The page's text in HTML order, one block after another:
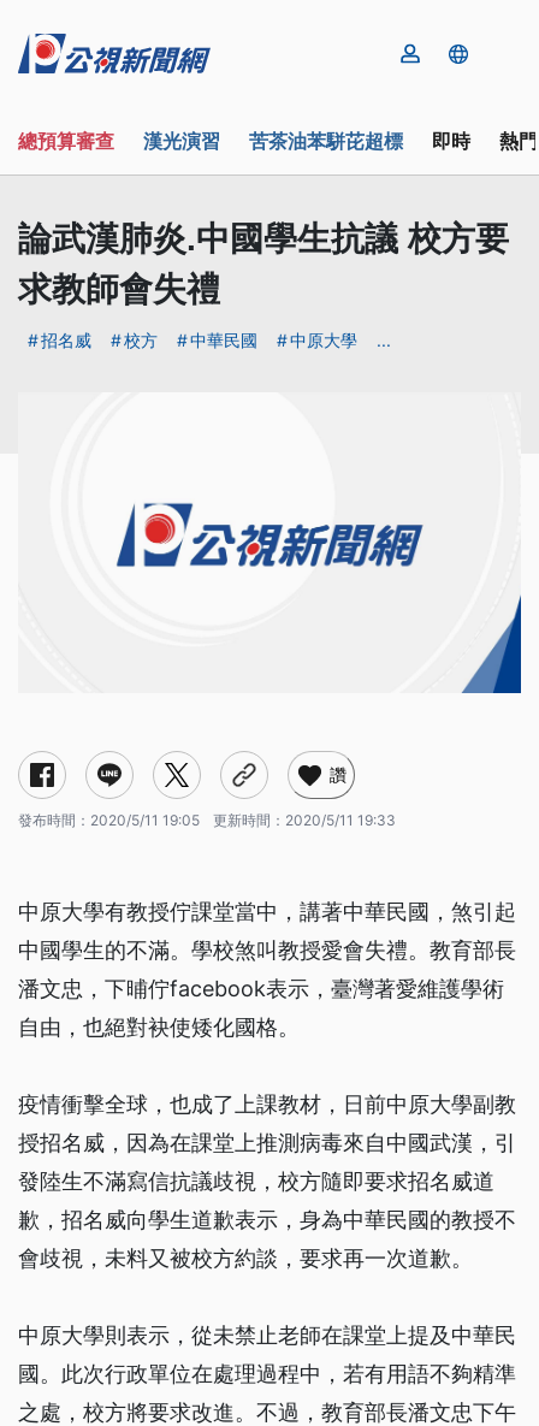
總預算審查 漢光演習 苦茶油苯駢芘超標 即時 熱
論武漢肺炎.中國學生抗議 校方要
求教師會失禮
招名威 校方 中華民國 中原大學 ...
讚
發布時間： 2020/5/11 19:05 更新時間： 2020/5/11 19:33
中原大學有教授佇課堂當中，講著中華民國，煞引起
中國學生的不滿。學校煞叫教授愛會失禮。教育部長
潘文忠，下晡佇facebook表示，臺灣著愛維護學術
自由，也絕對袂使矮化國格。
疫情衝擊全球，也成了上課教材，日前中原大學副教
授招名威，因為在課堂上推測病毒來自中國武漢，引
發陸生不滿寫信抗議歧視，校方隨即要求招名威道
歉，招名威向學生道歉表示，身為中華民國的教授不
會歧視，未料又被校方約談，要求再一次道歉。
中原大學則表示，從未禁止老師在課堂上提及中華民
國。此次行政單位在處理過程中，若有用語不夠精準
之處，校方將要求改進。不過，教育部長潘文忠下午